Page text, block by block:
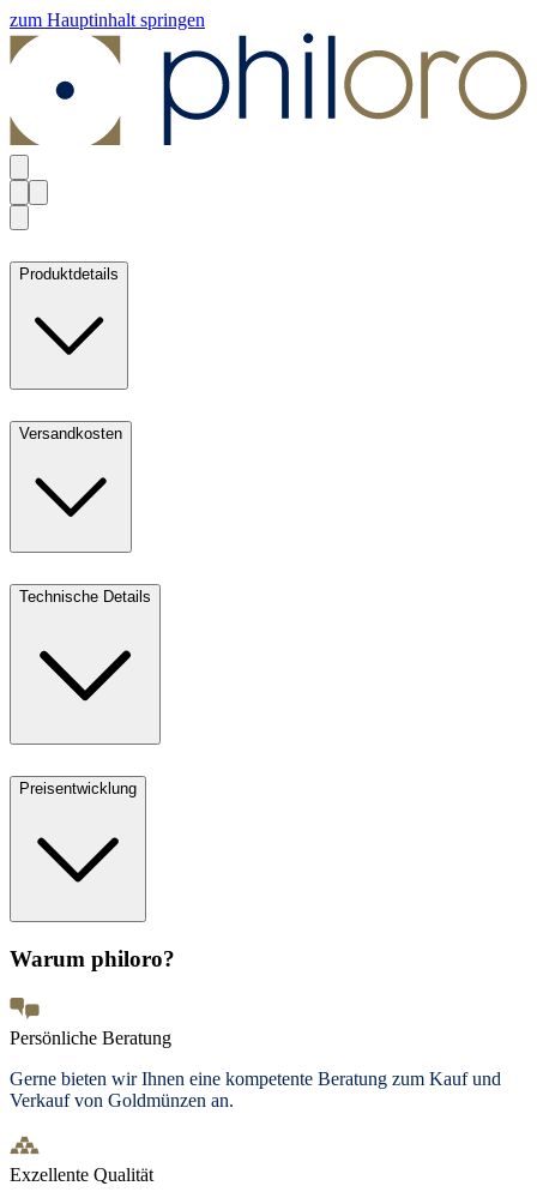
zum Hauptinhalt springen
Produktdetails
Versandkosten
Technische Details
Preisentwicklung
Warum philoro?
Persönliche Beratung
Gerne bieten wir Ihnen eine kompetente Beratung zum Kauf und
Verkauf von Goldmünzen an.
Exzellente Qualität